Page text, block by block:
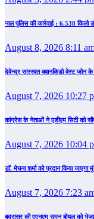
नाल पुलिस की कार्रवाई : 6.538 किलो
August 8, 2026 8:11
देवेन्द्र सारस्वत क्वानकिडो वेस्ट जोन
August 7, 2026 10:27
कांग्रेस के नेताओं ने एडीएम सिटी को
August 7, 2026 10:04
डॉ. मेघना शर्मा को प्रदान किया जाएगा
August 7, 2026 7:23
बदरासर की एएनएम सुमन बोयल को